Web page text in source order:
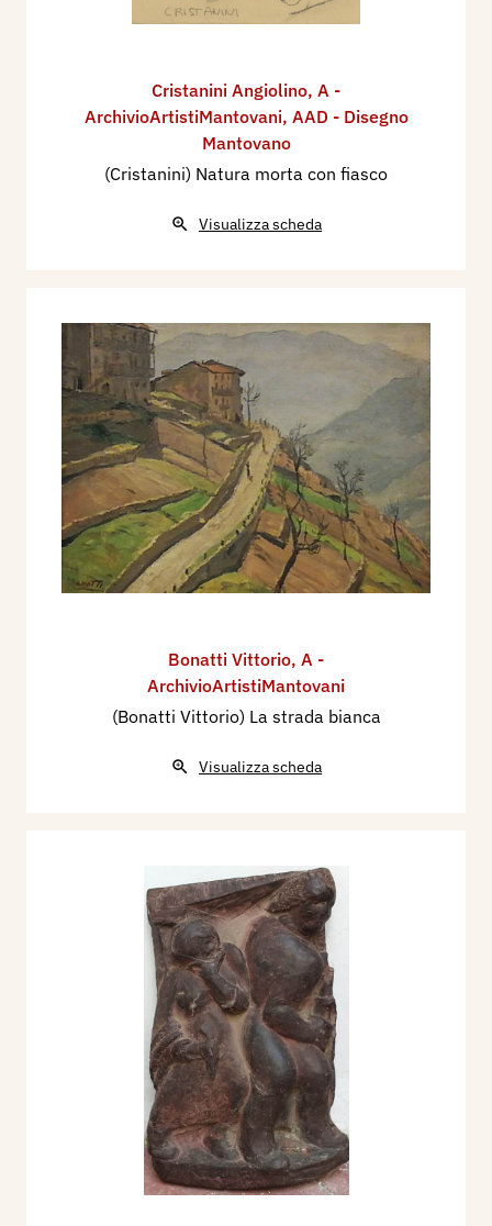
Cristanini Angiolino, A -
ArchivioArtistiMantovani, AAD - Disegno
Mantovano
(Cristanini) Natura morta con fiasco
Visualizza scheda
Bonatti Vittorio, A -
ArchivioArtistiMantovani
(Bonatti Vittorio) La strada bianca
Visualizza scheda